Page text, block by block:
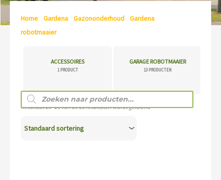
Home Gardena Gazononderhoud
Gardena
robotmaaier/ Pagina 4
ACCESSOIRES
1 PRODUCT
GARAGE ROBOTMAAIER
13 PRODUCTEN
Producten
zoeken
Resultaat 25–26 van de 26 resultaten wordt getoond